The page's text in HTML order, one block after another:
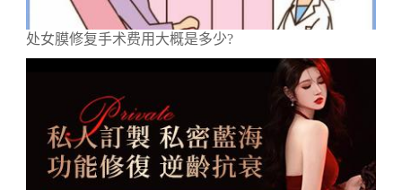
处女膜修复手术费用大概是多少?